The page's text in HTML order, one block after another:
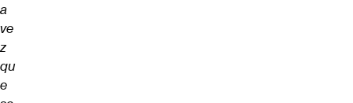
a
ve
z
qu
e